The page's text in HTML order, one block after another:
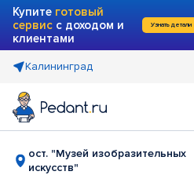
Купите готовый
сервис с доходом и
клиентами
Узнать детали
Калининград
ост. "Музей изобразительных
искусств"